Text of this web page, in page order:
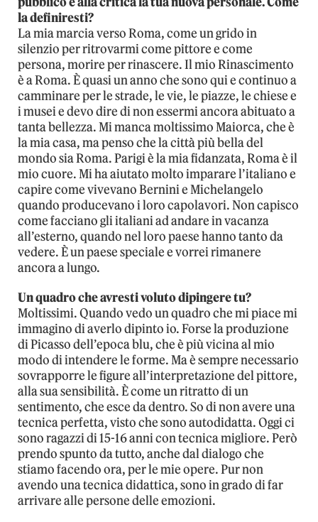
la definiresti?
La mia marcia verso Roma, come un grido in
silenzio per ritrovarmi come pittore e come
persona, morire per rinascere. Il mio Rinascimento
è a Roma. È quasi un anno che sono qui e continuo a
camminare per le strade, le vie, le piazze, le chiese e
i musei e devo dire di non essermi ancora abituato a
tanta bellezza. Mi manca moltissimo Maiorca, che è
la mia casa, ma penso che la città più bella del
mondo sia Roma. Parigi è la mia fidanzata, Roma è il
mio cuore. Mi ha aiutato molto imparare l’italiano e
capire come vivevano Bernini e Michelangelo
quando producevano i loro capolavori. Non capisco
come facciano gli italiani ad andare in vacanza
all’esterno, quando nel loro paese hanno tanto da
vedere. È un paese speciale e vorrei rimanere
ancora a lungo.
Un quadro che avresti voluto dipingere tu?
Moltissimi. Quando vedo un quadro che mi piace mi
immagino di averlo dipinto io. Forse la produzione
di Picasso dell’epoca blu, che è più vicina al mio
modo di intendere le forme. Ma è sempre necessario
sovrapporre le figure all’interpretazione del pittore,
alla sua sensibilità. È come un ritratto di un
sentimento, che esce da dentro. So di non avere una
tecnica perfetta, visto che sono autodidatta. Oggi ci
sono ragazzi di 15-16 anni con tecnica migliore. Però
prendo spunto da tutto, anche dal dialogo che
stiamo facendo ora, per le mie opere. Pur non
avendo una tecnica didattica, sono in grado di far
arrivare alle persone delle emozioni.